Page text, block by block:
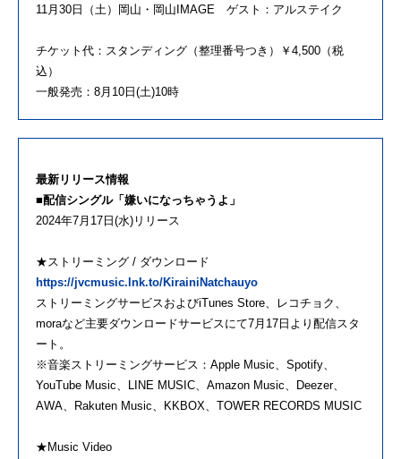
11月30日（土）岡山・岡山IMAGE ゲスト：アルステイク
チケット代：スタンディング（整理番号つき）￥4,500（税
込）
一般発売：8月10日(土)10時
最新リリース情報
■配信シングル「嫌いになっちゃうよ」
2024年7月17日(水)リリース
★ストリーミング / ダウンロード
https://jvcmusic.lnk.to/KirainiNatchauyo
ストリーミングサービスおよびiTunes Store、レコチョク、
moraなど主要ダウンロードサービスにて7月17日より配信スタ
ート。
※音楽ストリーミングサービス：Apple Music、Spotify、
YouTube Music、LINE MUSIC、Amazon Music、Deezer、
AWA、Rakuten Music、KKBOX、TOWER RECORDS MUSIC
★Music Video